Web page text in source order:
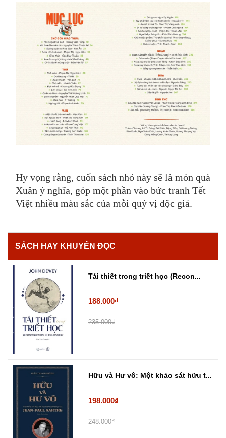
Hy vọng rằng, cuốn sách nhỏ này sẽ là món quà
Xuân ý nghĩa, góp một phần vào bức tranh Tết
Việt nhiều màu sắc của mỗi quý vị độc giả.
SÁCH HAY KHUYẾN ĐỌC
Tái thiết trong triết học (Recon...
188.000₫
235.000₫
Hữu và Hư vô: Một khảo sát hữu t...
198.000₫
248.000₫